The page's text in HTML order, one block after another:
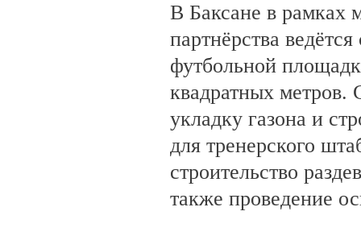
В Баксане в рамках
партнёрства
футбольной
квадратных метров.
укладку газона и
для тренерского
строительство
также проведение